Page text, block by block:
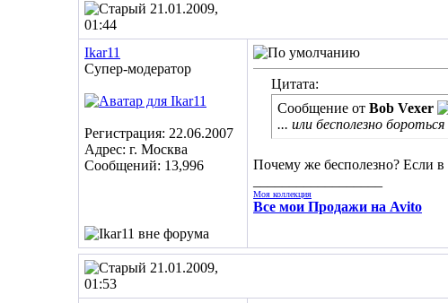
21.01.2009,
01:44
Ikar11
Супер-модератор
Регистрация: 22.06.2007
Адрес: г. Москва
Сообщений: 13,996
Цитата:
Сообщение от Bob Vexer
... или бесполезно
Почему же бесполезно? Если
Моя коллекция
Все мои Продажи на Avito
21.01.2009,
01:53